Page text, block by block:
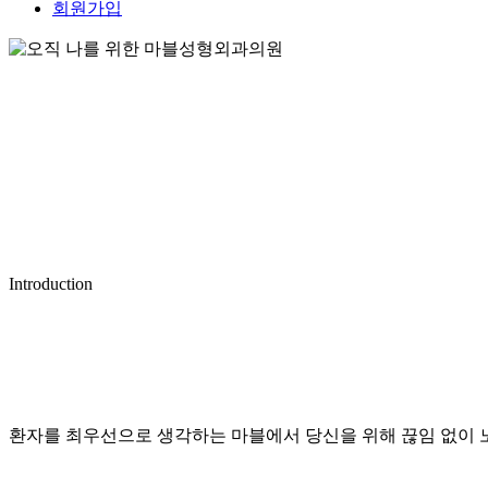
회원가입
Introduction
환자를 최우선으로 생각하는 마블에서 당신을 위해 끊임 없이